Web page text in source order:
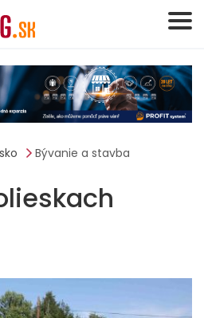
Bývanie a stavba